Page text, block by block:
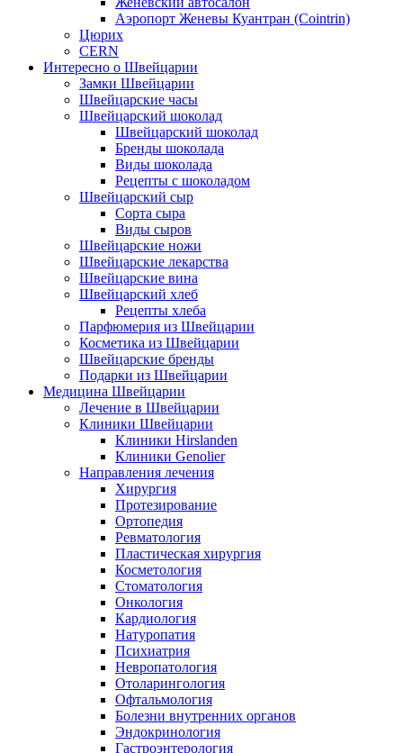
Аэропорт Женевы Куантран (Cointrin)
Цюрих
CERN
Интересно о Швейцарии
Замки Швейцарии
Швейцарские часы
Швейцарский шоколад
Швейцарский шоколад
Бренды шоколада
Виды шоколада
Рецепты с шоколадом
Швейцарский сыр
Сорта сыра
Виды сыров
Швейцарские ножи
Швейцарские лекарства
Швейцарские вина
Швейцарский хлеб
Рецепты хлеба
Парфюмерия из Швейцарии
Косметика из Швейцарии
Швейцарские бренды
Подарки из Швейцарии
Медицина Швейцарии
Лечение в Швейцарии
Клиники Швейцарии
Клиники Hirslanden
Клиники Genolier
Направления лечения
Хирургия
Протезирование
Ортопедия
Ревматология
Пластическая хирургия
Косметология
Стоматология
Онкология
Кардиология
Натуропатия
Психиатрия
Невропатология
Отоларингология
Офтальмология
Болезни внутренних органов
Эндокринология
Гастроэнтерология